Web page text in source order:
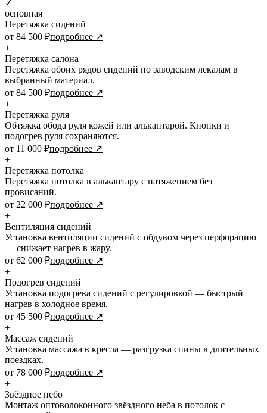
✓
основная
Перетяжка сидений
от 84 500 ₽подробнее ↗
+
Перетяжка салона
Перетяжка обоих рядов сидений по заводским лекалам в
выбранный материал.
от 84 500 ₽подробнее ↗
+
Перетяжка руля
Обтяжка обода руля кожей или алькантарой. Кнопки и
подогрев руля сохраняются.
от 11 000 ₽подробнее ↗
+
Перетяжка потолка
Перетяжка потолка в алькантару с натяжением без
провисаний.
от 22 000 ₽подробнее ↗
+
Вентиляция сидений
Установка вентиляции сидений с обдувом через перфорацию
— снижает нагрев в жару.
от 62 000 ₽подробнее ↗
+
Подогрев сидений
Установка подогрева сидений с регулировкой — быстрый
нагрев в холодное время.
от 45 500 ₽подробнее ↗
+
Массаж сидений
Установка массажа в кресла — разгрузка спины в длительных
поездках.
от 78 000 ₽подробнее ↗
+
Звёздное небо
Монтаж оптоволоконного звёздного неба в потолок с